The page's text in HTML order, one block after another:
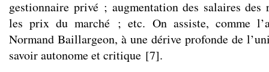
gestionnaire privé ; augmentation des salaires des
les prix du marché ; etc. On assiste, comme
Normand Baillargeon, à une dérive profonde de
savoir autonome et critique [7].